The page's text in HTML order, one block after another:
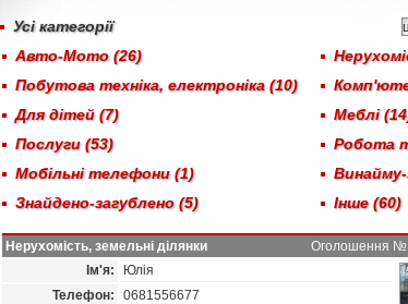
Усі категорії
Авто-Мото (26)
Побутова техніка, електроніка (10)
Для дітей (7)
Меблі
Послуги (53)
Робота
Мобільні телефони (1)
Знайдено-загублено (5)
Інше (60)
Нерухомість, земельні ділянки
Оголошення
Ім'я:
Юлія
Телефон:
0681556677